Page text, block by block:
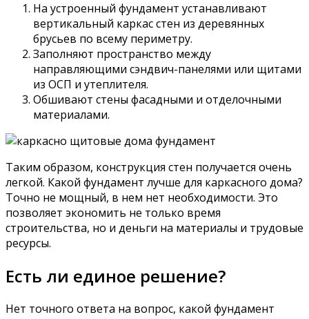
На устроенный фундамент устанавливают
вертикальный каркас стен из деревянных
брусьев по всему периметру.
Заполняют пространство между
направляющими сэндвич-панелями или щитами
из ОСП и утеплителя.
Обшивают стены фасадными и отделочными
материалами.
Таким образом, конструкция стен получается очень
легкой. Какой фундамент лучше для каркасного дома?
Точно не мощный, в нем нет необходимости. Это
позволяет экономить не только время
строительства, но и деньги на материалы и трудовые
ресурсы.
Есть ли единое решение?
Нет точного ответа на вопрос, какой фундамент